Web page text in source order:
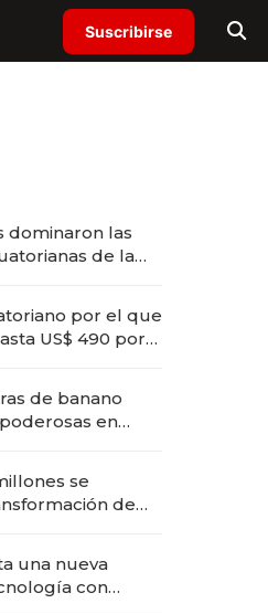
Suscribirse
dominaron las
de la
por el que
US$ 490 por
de banano
en
se
de
una nueva
con